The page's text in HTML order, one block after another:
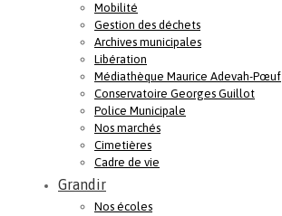
Mobilité
Gestion des déchets
Archives municipales
Libération
Médiathèque Maurice Adevah-Pœuf
Conservatoire Georges Guillot
Police Municipale
Nos marchés
Cimetières
Cadre de vie
Grandir
Nos écoles